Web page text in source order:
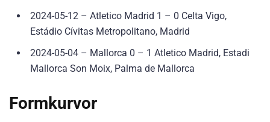
2024-05-12 – Atletico Madrid 1 – 0 Celta Vigo,
Estádio Cívitas Metropolitano, Madrid
2024-05-04 – Mallorca 0 – 1 Atletico Madrid, Estadi
Mallorca Son Moix, Palma de Mallorca
Formkurvor